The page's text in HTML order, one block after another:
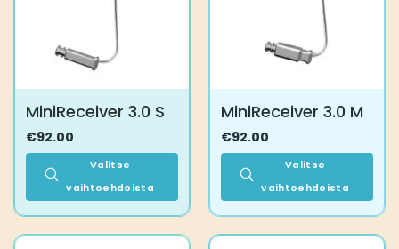
MiniReceiver 3.0 S
€92.00
Valitse
vaihtoehdoista
MiniReceiver 3.0 M
€92.00
Valitse
vaihtoehdoista